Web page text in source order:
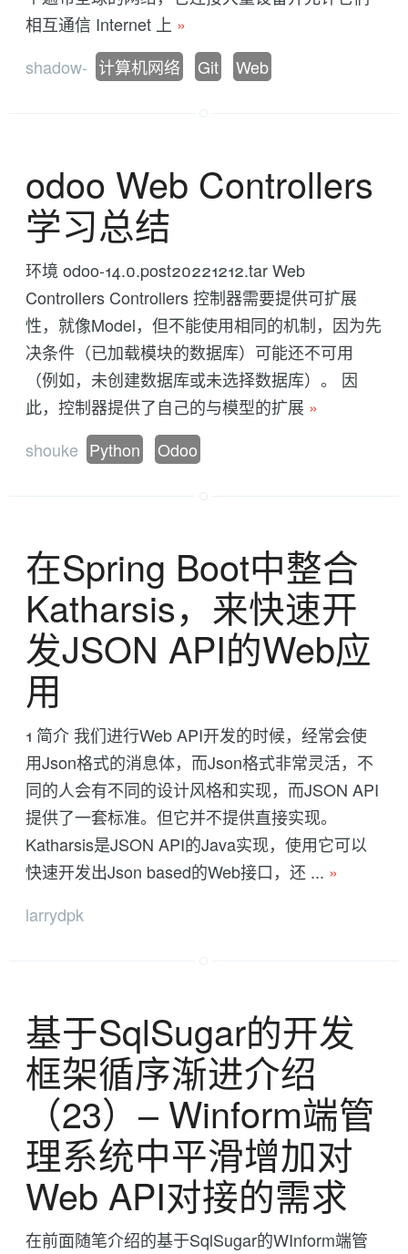
相互通信 Internet 上 »
shadow- 计算机网络 Git Web
odoo Web Controllers
学习总结
环境 odoo-14.0.post20221212.tar Web
Controllers Controllers 控制器需要提供可扩展
性，就像Model，但不能使用相同的机制，因为先
决条件（已加载模块的数据库）可能还不可用
（例如，未创建数据库或未选择数据库）。 因
此，控制器提供了自己的与模型的扩展 »
shouke Python Odoo
在Spring Boot中整合
Katharsis，来快速开
发JSON API的Web应
用
1 简介 我们进行Web API开发的时候，经常会使
用Json格式的消息体，而Json格式非常灵活，不
同的人会有不同的设计风格和实现，而JSON API
提供了一套标准。但它并不提供直接实现。
Katharsis是JSON API的Java实现，使用它可以
快速开发出Json based的Web接口，还 ... »
larrydpk
基于SqlSugar的开发
框架循序渐进介绍
（23）-- Winform端管
理系统中平滑增加对
Web API对接的需求
在前面随笔介绍的基于SqlSugar的WInform端管